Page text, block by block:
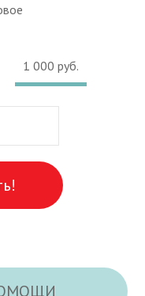
1 000 руб.